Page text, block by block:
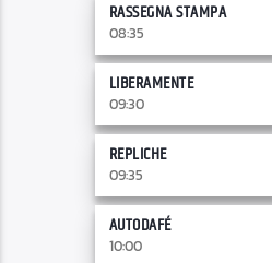
RASSEGNA STAMPA
08:35
LIBERAMENTE
09:30
REPLICHE
09:35
AUTODAFÉ
10:00